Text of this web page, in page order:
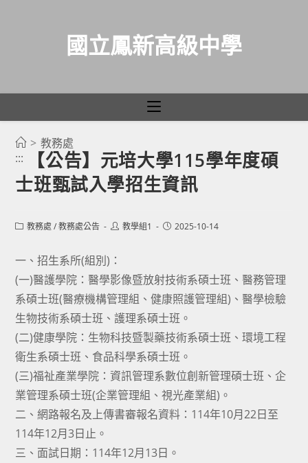
國立鳳新高級中學
> 教務處
:::
【公告】元培大學115學年度碩
士班甄試入學招生資訊
Post教務處 / 教務處公告
Post教學組1
Post2025-10-14
一、招生系所(組別)：
(一)醫護學院：醫學影像暨放射技術系碩士班、醫務管理
系碩士班(醫療機構管理組、健康照護管理組)、醫學檢驗
生物技術系碩士班、護理系碩士班。
(二)健康學院：生物科技暨製藥技術系碩士班、環境工程
衛生系碩士班、食品科學系碩士班。
(三)福祉產業學院：資訊管理系數位創新管理碩士班、企
業管理系碩士班(企業管理組、視光產業組)。
二、網路報名及上傳書審報名資料：114年10月22日至
114年12月3日止。
三、面試日期：114年12月13日。